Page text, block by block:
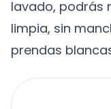
lavado, podrás
limpia, sin
prendas